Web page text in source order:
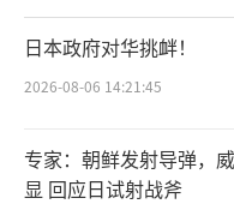
日本政府对华挑衅！
2026-08-06 14:21:45
专家：朝鲜发射导弹，
显 回应日试射战斧